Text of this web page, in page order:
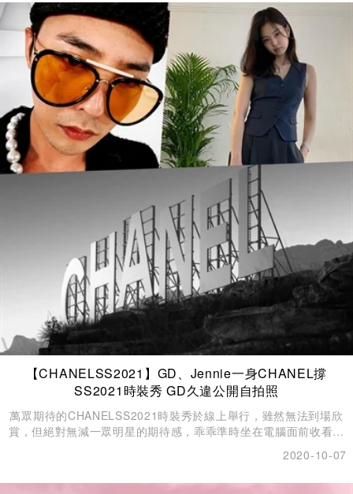
全團入選，更排行在頭10名的位置，成為今年度的大贏家！ 圖片
來源：Twitter@
【CHANELSS2021】GD、Jennie一身CHANEL撐
SS2021時裝秀 GD久違公開自拍照
萬眾期待的CHANELSS2021時裝秀於線上舉行，雖然無法到場欣
賞，但絕對無減一眾明星的期待感，乖乖準時坐在電腦面前收看。
G-Dragon、BLACKPINK Jennie、桂綸鎂、Kristen Stewart等人
2020-10-07